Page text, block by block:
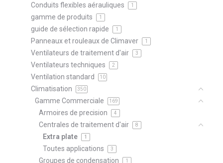
Conduits flexibles aérauliques 1
gamme de produits 1
guide de sélection rapide 1
Panneaux et rouleaux de Climaver 1
Ventilateurs de traitement d'air 3
Ventilateurs techniques 2
Ventilation standard 10
Climatisation 350
Gamme Commerciale 169
Armoires de precision 4
Centrales de traitement d'air 8
Extra plate 1
Toutes applications 3
Groupes de condensation 1